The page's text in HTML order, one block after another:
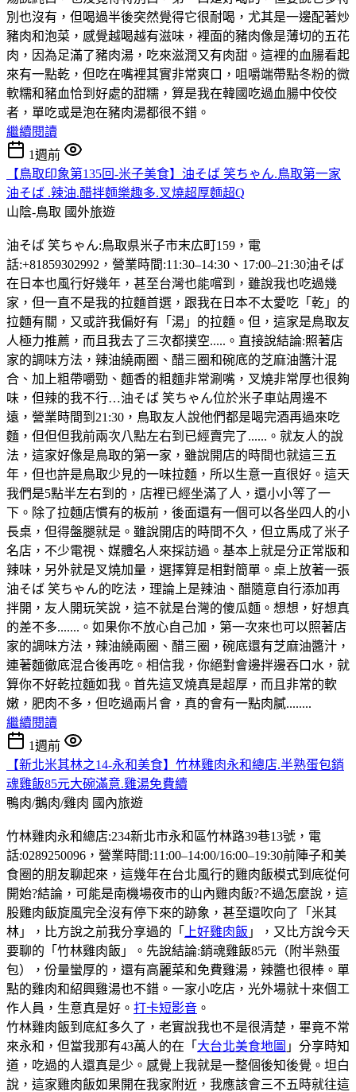
別也沒有，但喝過半後突然覺得它很耐喝，尤其是一邊配著炒
豬肉和泡菜，感覺越喝越有滋味，裡面的豬肉像是薄切的五花
肉，因為足滿了豬肉湯，吃來滋潤又有肉甜。這裡的血腸看起
來有一點乾，但吃在嘴裡其實非常爽口，咀嚼端帶點冬粉的微
軟糯和豬血恰到好處的甜糯，算是我在韓國吃過血腸中佼佼
者，單吃或是泡在豬肉湯都很不錯。
繼續閱讀
1週前
【鳥取印象第135回-米子美食】油そば 笑ちゃん.鳥取第一家
油そば .辣油.醋拌麵樂趣多.叉燒超厚麵超Q
山陰-鳥取 國外旅遊
油そば 笑ちゃん:鳥取県米子市末広町159，電
話:+81859302992，營業時間:11:30–14:30、17:00–21:30油そば
在日本也風行好幾年，甚至台灣也能嚐到，雖說我也吃過幾
家，但一直不是我的拉麵首選，跟我在日本不太愛吃「乾」的
拉麵有關，又或許我偏好有「湯」的拉麵。但，這家是鳥取友
人極力推薦，而且我去了三次都撲空.....。直接說結論:照著店
家的調味方法，辣油繞兩圈、醋三圈和碗底的芝麻油醬汁混
合、加上粗帶嚼勁、麵香的粗麵非常涮嘴，叉燒非常厚也很夠
味，但辣的我不行…油そば 笑ちゃん位於米子車站周邊不
遠，營業時間到21:30，鳥取友人說他們都是喝完酒再過來吃
麵，但但但我前兩次八點左右到已經賣完了......。就友人的說
法，這家好像是鳥取的第一家，雖說開店的時間也就這三五
年，但也許是鳥取少見的一味拉麵，所以生意一直很好。這天
我們是5點半左右到的，店裡已經坐滿了人，還小小等了一
下。除了拉麵店慣有的板前，後面還有一個可以各坐四人的小
長桌，但得盤腿就是。雖說開店的時間不久，但立馬成了米子
名店，不少電視、媒體名人來採訪過。基本上就是分正常版和
辣味，另外就是叉燒加量，選擇算是相對簡單。桌上放著一張
油そば 笑ちゃん的吃法，理論上是辣油、醋隨意自行添加再
拌開，友人開玩笑說，這不就是台灣的傻瓜麵。想想，好想真
的差不多.......。如果你不放心自己加，第一次來也可以照著店
家的調味方法，辣油繞兩圈、醋三圈，碗底還有芝麻油醬汁，
連著麵徹底混合後再吃。相信我，你絕對會邊拌邊吞口水，就
算你不好乾拉麵如我。首先這叉燒真是超厚，而且非常的軟
嫩，肥肉不多，但吃過兩片會，真的會有一點肉膩........
繼續閱讀
1週前
【新北米其林之14-永和美食】竹林雞肉永和總店.半熟蛋包銷
魂雞飯85元大碗滿意.雞湯免費續
鴨肉/鵝肉/雞肉 國內旅遊
竹林雞肉永和總店:234新北市永和區竹林路39巷13號，電
話:0289250096，營業時間:11:00–14:00/16:00–19:30前陣子和美
食圈的朋友聊起來，這幾年在台北風行的雞肉飯模式到底從何
開始?結論，可能是南機場夜市的山內雞肉飯?不過怎麼說，這
股雞肉飯旋風完全沒有停下來的跡象，甚至還吹向了「米其
林」，比方說之前我分享過的「
上好雞肉飯 」，又比方說今天
要聊的「竹林雞肉飯」。先說結論:銷魂雞飯85元（附半熟蛋
包），份量蠻厚的，還有高麗菜和免費雞湯，辣醬也很棒。單
點的雞肉和紹興雞湯也不錯。一家小吃店，光外場就十來個工
作人員，生意真是好。 打卡短影音 。
竹林雞肉飯到底紅多久了，老實說我也不是很清楚，畢竟不常
來永和，但當我那有43萬人的在「 大台北美食地圖 」分享時知
道，吃過的人還真是少。感覺上我就是一整個後知後覺。坦白
說，這家雞肉飯如果開在我家附近，我應該會三不五時就往這